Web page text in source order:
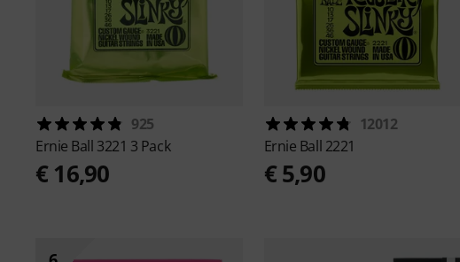
925
Ernie Ball 3221 3 Pack
€ 16,90
12012
Ernie Ball 2221
€ 5,90